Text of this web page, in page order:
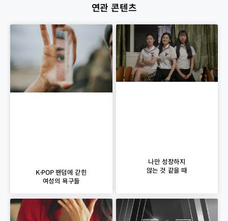
연관 콘텐츠
K-POP 팬덤에 갇힌
여성의 욕구들
나만 성장하지
않는 것 같을 때